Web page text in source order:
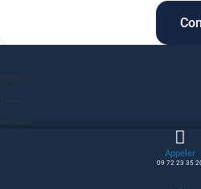
Appeler
09 72 23 35